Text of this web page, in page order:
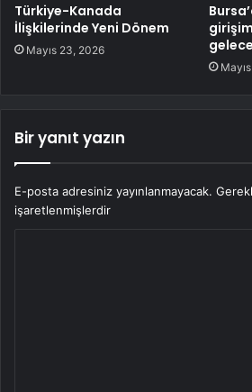
Türkiye-Kanada
İlişkilerinde Yeni Dönem
Mayıs 23, 2026
Bir yanıt yazın
E-posta adresiniz yayınlanmayacak.
işaretlenmişlerdir